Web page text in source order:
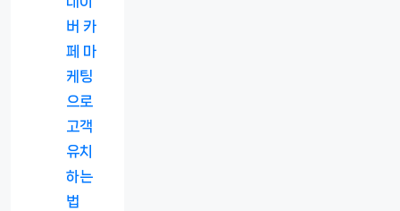
버 카
페 마
케팅
으로
고객
유치
하는
법